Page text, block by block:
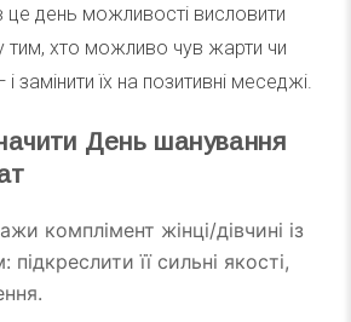
це день можливості висловити
тим, хто можливо чув жарти чи
замінити їх на позитивні меседжі.
День шанування
комплімент жінці/дівчині із
її сильні якості,